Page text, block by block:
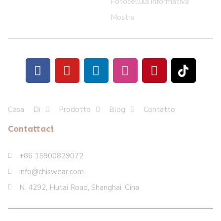
Mostra
Casa Di Prodotto Blog Contatto
Contattaci
+86 15900829072
info@chiswear.com
N. 4292, Hutai Road, Shanghai, Cina